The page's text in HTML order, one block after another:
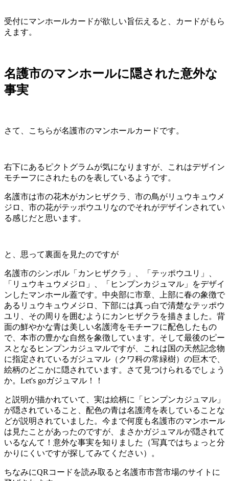
受付にマンホールカードが欲しい旨伝えると、カードがもら
えます。
名護市のマンホールに隠された意外な
事実
さて、こちらが名護市のマンホールカードです。
右下にあるピクトグラムが気になりますが、これはデザイン
モチーフにされたものを表しているようです。
名護市は市の花木がカンヒザクラ、市の鳥がリュウキュウメ
ジロ、市の花がテッポウユリなのでそれがデザインされてい
る感じだと思います。
と、思って裏面を見たのですが
名護市のシンボル「カンヒザクラ」、「テッポウユリ」、
「リュウキュウメジロ」、「ヒンプンカジュマル」をデザイ
ンしたマンホール蓋です。中央部に市章、上部に春の象徴で
あるリュウキュウメジロ、下部には真っ白で清楚なテッポウ
ユリ、その周りを囲むようにカンヒザクラを描きました。背
面の鮮やかな青は美しい名護湾をモチーフに配色したもの
で、本市の豊かな自然を象徴しています。そして最後のピー
スとなるヒンプンカジュマルですが、これは国の天然記念物
に指定されているガジュマル（クワ科の常緑樹）の巨木で、
絵柄のどこかに隠されています。さて見つけられるでしょう
か。Let's goガジュマル！！
と説明が描かれていて、実は絵柄に「ヒンプンカジュマル」
が隠されていること、配色の青は名護湾を表していることな
どが説明されていました。今まで何度も名護市のマンホール
は見たことがあったのですが、まさかガジュマルが隠されて
いるなんて！意外な事実を知りました（写真ではちょっと分
かりにくいですが探してみてください）。
ちなみにQRコードを読み取ると名護市市営市場のサイトに